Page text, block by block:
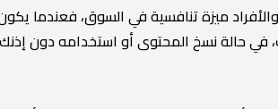
ميزة تنافسية في السوق، فعندما
حالة نسخ المحتوى أو استخدامه دون إذنك